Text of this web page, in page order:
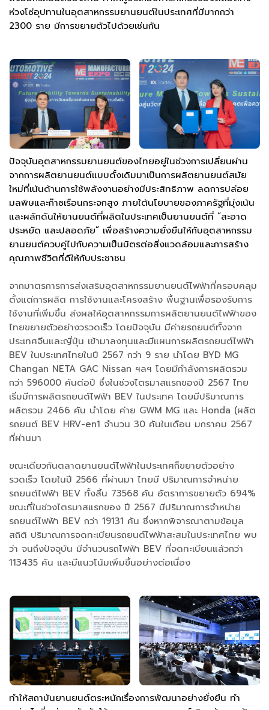
ห่วงโซ่อุปทานในอุตสาหกรรมยานยนต์ในประเทศที่มีมากกว่า
2300 ราย มีการขยายตัวไปด้วยเช่นกัน
ปัจจุบันอุตสาหกรรมยานยนต์ของไทยอยู่ในช่วงการเปลี่ยนผ่าน
จากการผลิตยานยนต์แบบดั้งเดิมมาเป็นการผลิตยานยนต์สมัย
ใหม่ที่เน้นด้านการใช้พลังงานอย่างมีประสิทธิภาพ ลดการปล่อย
มลพิษและก๊าซเรือนกระจกสูง ภายใต้นโยบายของภาครัฐที่มุ่งเน้น
และผลักดันให้ยานยนต์ที่ผลิตในประเทศเป็นยานยนต์ที่ “สะอาด
ประหยัด และปลอดภัย” เพื่อสร้างความยั่งยืนให้กับอุตสาหกรรม
ยานยนต์ควบคู่ไปกับความเป็นมิตรต่อสิ่งแวดล้อมและการสร้าง
คุณภาพชีวิตที่ดีให้กับประชาชน
จากมาตรการการส่งเสริมอุตสาหกรรมยานยนต์ไฟฟ้าที่ครอบคลุม
ตั้งแต่การผลิต การใช้งานและโครงสร้าง พื้นฐานเพื่อรองรับการ
ใช้งานที่เพิ่มขึ้น ส่งผลให้อุตสาหกรรมการผลิตยานยนต์ไฟฟ้าของ
ไทยขยายตัวอย่างวรวดเร็ว โดยปัจจุบัน มีค่ายรถยนต์ทั้งจาก
ประเทศจีนและญี่ปุ่น เข้ามาลงทุนและมีแผนการผลิตรถยนต์ไฟฟ้า
BEV ในประเทศไทยในปี 2567 กว่า 9 ราย นำโดย BYD MG
Changan NETA GAC Nissan ฯลฯ โดยมีกำลังการผลิตรวม
กว่า 596000 คันต่อปี ซึ่งในช่วงไตรมาสแรกของปี 2567 ไทย
เริ่มมีการผลิตรถยนต์ไฟฟ้า BEV ในประเทศ โดยมีปริมาณการ
ผลิตรวม 2466 คัน นำโดย ค่าย GWM MG และ Honda (ผลิต
รถยนต์ BEV HRV-en1 จำนวน 30 คันในเดือน มกราคม 2567
ที่ผ่านมา
ขณะเดียวกันตลาดยานยนต์ไฟฟ้าในประเทศก็ขยายตัวอย่าง
รวดเร็ว โดยในปี 2566 ที่ผ่านมา ไทยมี ปริมาณการจำหน่าย
รถยนต์ไฟฟ้า BEV ทั้งสิ้น 73568 คัน อัตราการขยายตัว 694%
ขณะที่ในช่วงไตรมาสแรกของ ปี 2567 มีปริมาณการจำหน่าย
รถยนต์ไฟฟ้า BEV กว่า 19131 คัน ซึ่งหากพิจารณาตามข้อมูล
สถิติ ปริมาณการจดทะเบียนรถยนต์ไฟฟ้าสะสมในประเทศไทย พบ
ว่า จนถึงปัจจุบัน มีจำนวนรถไฟฟ้า BEV ที่จดทะเบียนแล้วกว่า
113435 คัน และมีแนวโน้มเพิ่มขึ้นอย่างต่อเนื่อง
ทำให้สถาบันยานยนต์ตระหนักเรื่องการพัฒนาอย่างยั่งยืน ทำ